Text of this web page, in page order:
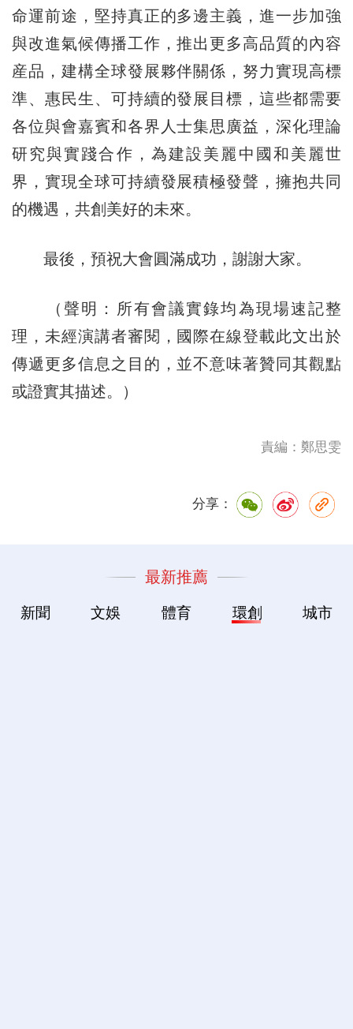
命運前途，堅持真正的多邊主義，進一步加強
與改進氣候傳播工作，推出更多高品質的內容
産品，建構全球發展夥伴關係，努力實現高標
準、惠民生、可持續的發展目標，這些都需要
各位與會嘉賓和各界人士集思廣益，深化理論
研究與實踐合作，為建設美麗中國和美麗世
界，實現全球可持續發展積極發聲，擁抱共同
的機遇，共創美好的未來。
最後，預祝大會圓滿成功，謝謝大家。
（聲明：所有會議實錄均為現場速記整
理，未經演講者審閱，國際在線登載此文出於
傳遞更多信息之目的，並不意味著贊同其觀點
或證實其描述。）
責編：鄭思雯
分享：
最新推薦
新聞 文娛 體育 環創 城市